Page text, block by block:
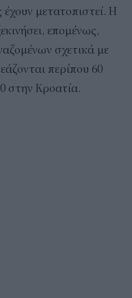
μετατοπιστεί. Η
επομένως,
σχετικά με
περίπου 60
στην Κροατία.